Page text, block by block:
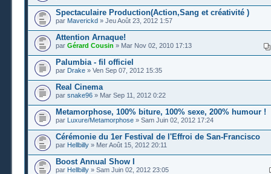
Spectaculaire Production(Action,Sang et créativité )
par Maverickd » Jeu Août 23, 2012 1:57
Attention Arnaque!
par Gérard Cousin » Mar Nov 02, 2010 17:13
Palumbia - fil officiel
par Drake » Ven Sep 07, 2012 15:35
Real Cinema
par snake96 » Mar Sep 11, 2012 0:22
Metamorphose, 100% biture, 100% sexe, 200% humour !
par Luxure/Metamorphose » Sam Juin 02, 2012 17:24
Cérémonie du 1er Festival de l'Effroi de San-Francisco
par Hellbilly » Mer Août 15, 2012 20:11
Boost Annual Show I
par Hellbilly » Sam Juin 02, 2012 23:05